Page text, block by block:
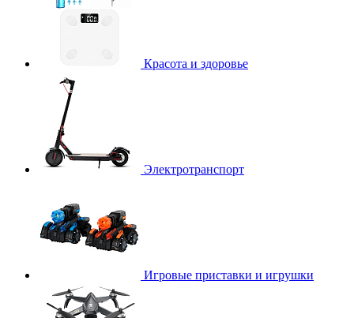
Красота и здоровье
Электротранспорт
Игровые приставки и игрушки